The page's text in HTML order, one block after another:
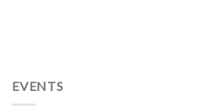
EVENTS